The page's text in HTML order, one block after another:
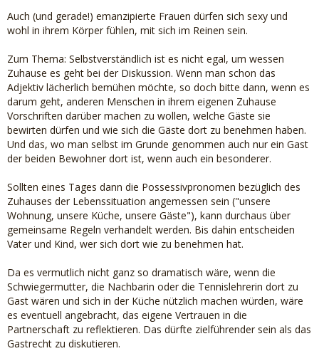
Auch (und gerade!) emanzipierte Frauen dürfen sich sexy und
wohl in ihrem Körper fühlen, mit sich im Reinen sein.
Zum Thema: Selbstverständlich ist es nicht egal, um wessen
Zuhause es geht bei der Diskussion. Wenn man schon das
Adjektiv lächerlich bemühen möchte, so doch bitte dann, wenn es
darum geht, anderen Menschen in ihrem eigenen Zuhause
Vorschriften darüber machen zu wollen, welche Gäste sie
bewirten dürfen und wie sich die Gäste dort zu benehmen haben.
Und das, wo man selbst im Grunde genommen auch nur ein Gast
der beiden Bewohner dort ist, wenn auch ein besonderer.
Sollten eines Tages dann die Possessivpronomen bezüglich des
Zuhauses der Lebenssituation angemessen sein ("unsere
Wohnung, unsere Küche, unsere Gäste"), kann durchaus über
gemeinsame Regeln verhandelt werden. Bis dahin entscheiden
Vater und Kind, wer sich dort wie zu benehmen hat.
Da es vermutlich nicht ganz so dramatisch wäre, wenn die
Schwiegermutter, die Nachbarin oder die Tennislehrerin dort zu
Gast wären und sich in der Küche nützlich machen würden, wäre
es eventuell angebracht, das eigene Vertrauen in die
Partnerschaft zu reflektieren. Das dürfte zielführender sein als das
Gastrecht zu diskutieren.